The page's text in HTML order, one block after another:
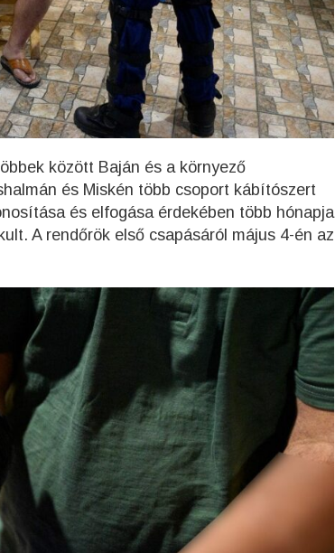
között Baján és a környező
és Miskén több csoport kábítószert
és elfogása érdekében több hónapja
A rendőrök első csapásáról május 4-én az